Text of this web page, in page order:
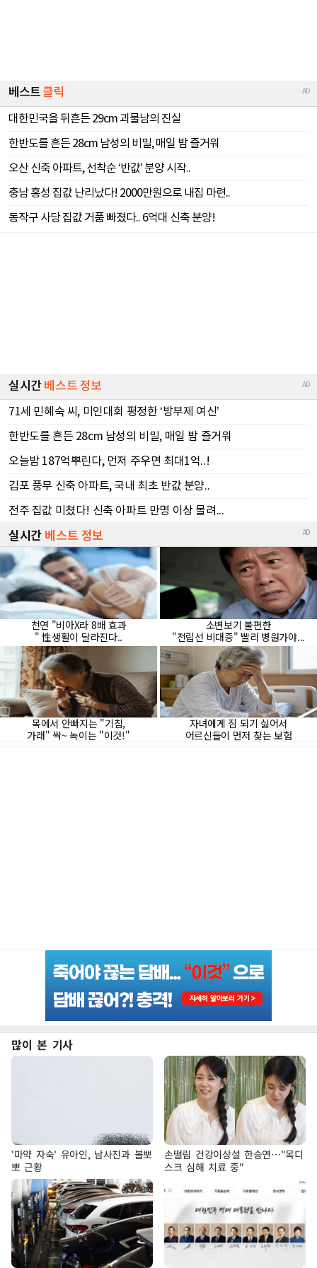
많이 본 기사
'마약 자숙' 유아인, 남사친과 볼뽀
뽀 근황
손떨림 건강이상설 한승연…"목디
스크 심해 치료 중"